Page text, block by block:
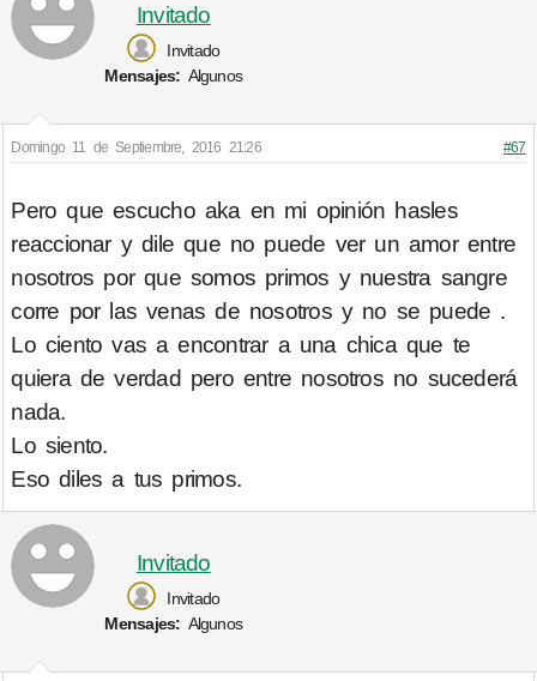
Invitado
Invitado
Mensajes: Algunos
Domingo 11 de Septiembre, 2016 21:26 #67
Pero que escucho aka en mi opinión hasles
reaccionar y dile que no puede ver un amor entre
nosotros por que somos primos y nuestra sangre
corre por las venas de nosotros y no se puede .
Lo ciento vas a encontrar a una chica que te
quiera de verdad pero entre nosotros no sucederá
nada.
Lo siento.
Eso diles a tus primos.
Invitado
Invitado
Mensajes: Algunos